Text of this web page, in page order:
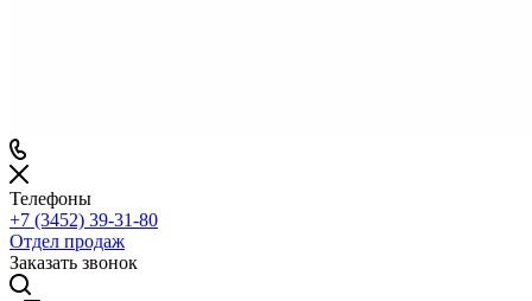
Телефоны
+7 (3452) 39-31-80
Отдел продаж
Заказать звонок